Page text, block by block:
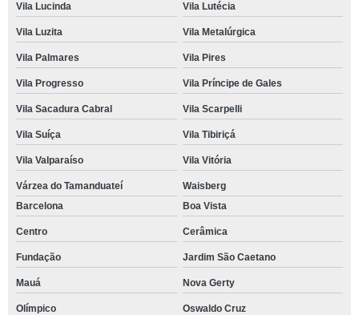
Vila Lucinda Vila Lutécia
Vila Luzita Vila Metalúrgica
Vila Palmares Vila Pires
Vila Progresso Vila Príncipe de Gales
Vila Sacadura Cabral Vila Scarpelli
Vila Suíça Vila Tibiriçá
Vila Valparaíso Vila Vitória
Várzea do Tamanduateí
Waisberg
Barcelona
Boa Vista
Centro Cerâmica
Fundação Jardim São Caetano
Mauá Nova Gerty
Olímpico Oswaldo Cruz